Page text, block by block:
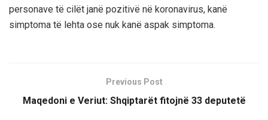
personave të cilët janë pozitivë në koronavirus, kanë
simptoma të lehta ose nuk kanë aspak simptoma.
Previous Post
Maqedoni e Veriut: Shqiptarët fitojnë 33 deputetë